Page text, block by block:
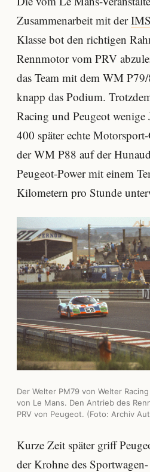
Zusammenarbeit mit der
Klasse bot den richtigen
Rennmotor vom PRV
das Team mit dem WM
knapp das Podium.
Racing und Peugeot
400 später echte
der WM P88 auf der
Peugeot-Power mit einem
Kilometern pro Stunde
Der Welter PM79 von Welter
von Le Mans. Den Antrieb des
PRV von Peugeot. (Foto: Archiv
Kurze Zeit später griff
der Krohne des